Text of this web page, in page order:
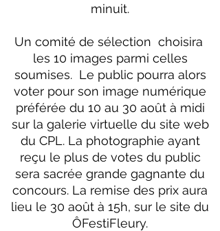
minuit.
Un comité de sélection choisira
les 10 images parmi celles
soumises. Le public pourra alors
voter pour son image numérique
préférée du 10 au 30 août à midi
sur la galerie virtuelle du site web
du CPL. La photographie ayant
reçu le plus de votes du public
sera sacrée grande gagnante du
concours. La remise des prix aura
lieu le 30 août à 15h, sur le site du
ÔFestiFleury.